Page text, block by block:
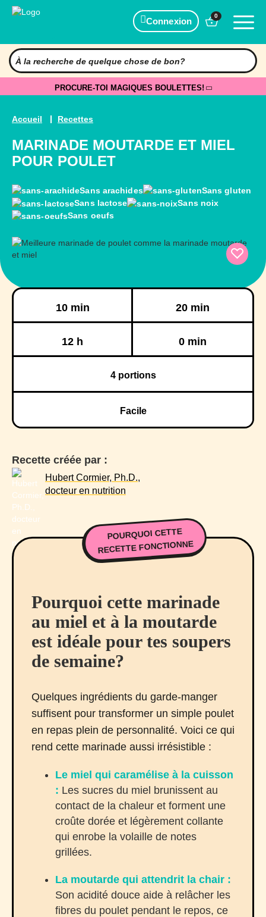
Connexion
0
PROCURE-TOI MAGIQUES BOULETTES!
Accueil Recettes
MARINADE MOUTARDE ET MIEL
POUR POULET
Sans arachides
Sans gluten
Sans lactose
Sans noix
Sans oeufs
10 min 20 min
12 h 0 min
4portions
Facile
Recette créée par :
Hubert Cormier, Ph.D.,
docteur en nutrition
POURQUOI CETTE
RECETTE FONCTIONNE
Pourquoi cette marinade
au miel et à la moutarde
est idéale pour tes soupers
de semaine?
Quelques ingrédients du garde-manger
suffisent pour transformer un simple poulet
en repas plein de personnalité. Voici ce qui
rend cette marinade aussi irrésistible :
Le miel qui caramélise à la cuisson
: Les sucres du miel brunissent au
contact de la chaleur et forment une
croûte dorée et légèrement collante
qui enrobe la volaille de notes
grillées.
La moutarde qui attendrit la chair :
Son acidité douce aide à relâcher les
fibres du poulet pendant le repos, ce